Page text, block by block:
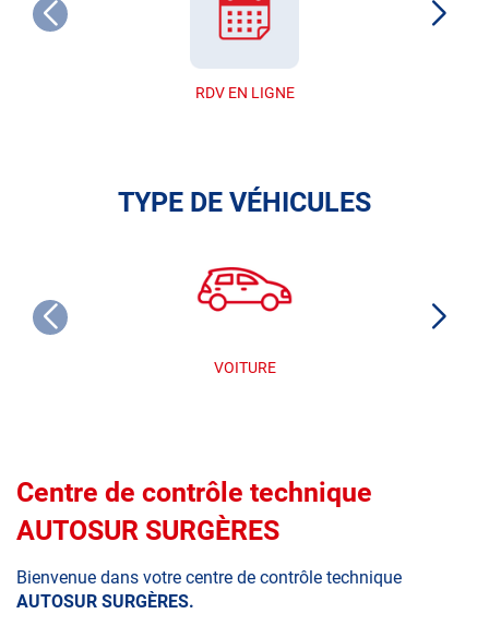
RDV EN LIGNE
TYPE DE VÉHICULES
VOITURE
Centre de contrôle technique
AUTOSUR SURGÈRES
Bienvenue dans votre centre de contrôle technique
AUTOSUR SURGÈRES.